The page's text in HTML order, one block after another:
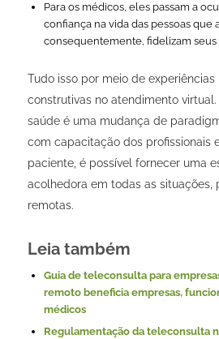
Para os médicos, eles passam a
confiança na vida das pessoas que
consequentemente, fidelizam seus
Tudo isso por meio de experiências
construtivas no atendimento
saúde é uma mudança de
com capacitação dos profissionais
paciente, é possível fornecer uma
acolhedora em todas as situações,
remotas.
Leia também
Guia de teleconsulta para
remoto beneficia empresas,
médicos
Regulamentação da teleconsulta